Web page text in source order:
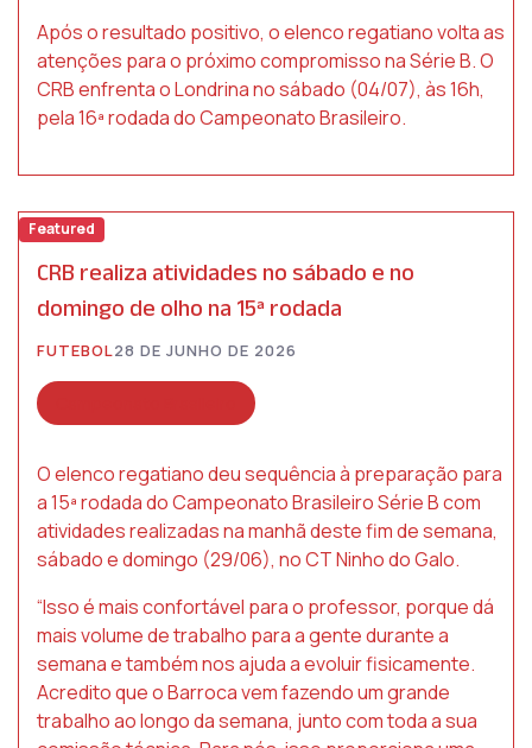
Após o resultado positivo, o elenco regatiano volta as
atenções para o próximo compromisso na Série B. O
CRB enfrenta o Londrina no sábado (04/07), às 16h,
pela 16ª rodada do Campeonato Brasileiro.
Featured
CRB realiza atividades no sábado e no
domingo de olho na 15ª rodada
FUTEBOL28 DE JUNHO DE 2026
O elenco regatiano deu sequência à preparação para
a 15ª rodada do Campeonato Brasileiro Série B com
atividades realizadas na manhã deste fim de semana,
sábado e domingo (29/06), no CT Ninho do Galo.
“Isso é mais confortável para o professor, porque dá
mais volume de trabalho para a gente durante a
semana e também nos ajuda a evoluir fisicamente.
Acredito que o Barroca vem fazendo um grande
trabalho ao longo da semana, junto com toda a sua